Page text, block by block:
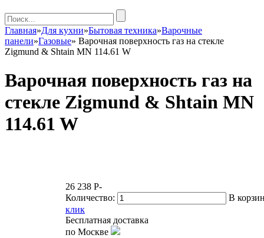
Главная»Для кухни»Бытовая техника»Варочные
панели»Газовые» Варочная поверхность газ на стекле
Zigmund & Shtain MN 114.61 W
Варочная поверхность газ на
стекле Zigmund & Shtain MN
114.61 W
26 238 P-
Количество:
В
клик
Бесплатная доставка
по Москве